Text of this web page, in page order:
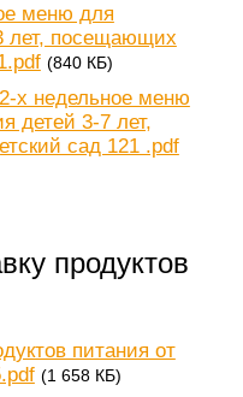
меню для
лет, посещающих
(840 КБ)
х недельное меню
детей 3-7 лет,
сад 121 .pdf
продуктов
питания от
(1 658 КБ)